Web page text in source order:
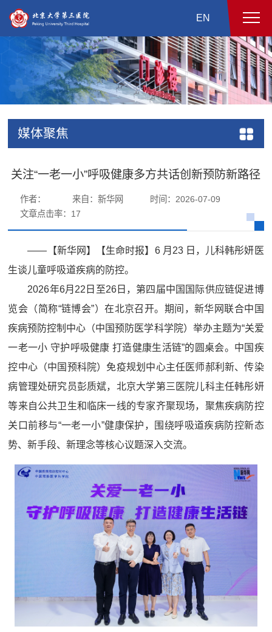
EN
媒体聚焦
关注“一老一小”呼吸健康多方共话创新预防新路径
作者： 来自：新华网
时间：2026-07-09
文章点击率： 17
——【新华网】【生命时报】6 月23 日，儿科韩彤妍医
生谈儿童呼吸道疾病的防控。
2026年6月22日至26日，第四届中国国际供应链促进博
览会（简称“链博会”）在北京召开。期间，新华网联合中国
疾病预防控制中心（中国预防医学科学院）举办主题为“关爱
一老一小 守护呼吸健康 打造健康生活链”的圆桌会。中国疾
控中心（中国预科院）免疫规划中心主任医师郝利新、传染
病管理处研究员彭质斌，北京大学第三医院儿科主任韩彤妍
等来自公共卫生和临床一线的专家齐聚现场，聚焦疾病防控
关口前移与“一老一小”健康保护，围绕呼吸道疾病防控新态
势、新手段、新理念等核心议题深入交流。